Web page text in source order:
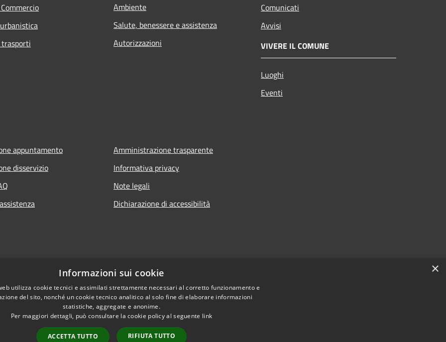
Ambiente
Salute, benessere e assistenza
Autorizzazioni
Comunicati
Avvisi
VIVERE IL COMUNE
Luoghi
Eventi
appuntamento
disservizio
Amministrazione trasparente
Informativa privacy
Note legali
Dichiarazione di accessibilità
×
Informazioni sui cookie
utilizza cookie tecnici e assimilati strettamente necessari al corretto funzionamento e
del sito, nonché un cookie tecnico analitico al solo fine di elaborare informazioni
statistiche, aggregate e anonime.
Per maggiori dettagli, può consultare la cookie policy al seguente link
ACCETTA TUTTO RIFIUTA TUTTO